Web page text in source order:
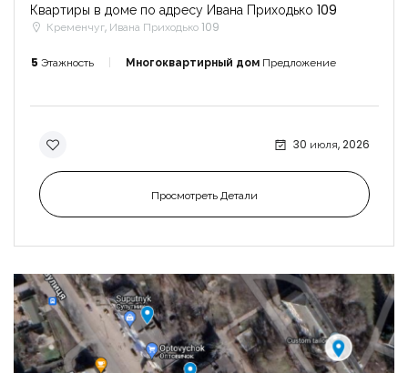
Квартиры в доме по адресу Ивана Приходько 109
Кременчуг, Ивана Приходько 109
5 Этажность Многоквартирный дом Предложение
30 июля, 2026
Просмотреть Детали